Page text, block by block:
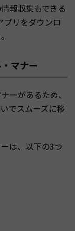
報収集もできる
プリをダウンロ
マナー
ーがあるため、
でスムーズに移
は、以下の3つ